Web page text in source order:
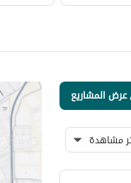
عرض المشاريع
مشاهدة